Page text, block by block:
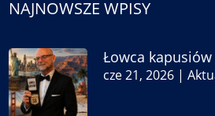
NAJNOWSZE WPISY
Łowca kapusiów
cze 21, 2026 |